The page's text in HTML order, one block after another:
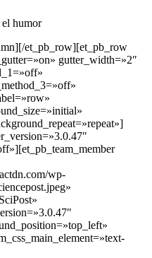
humor
et_pb_row][et_pb_row
gutter_width=»2″
wp-